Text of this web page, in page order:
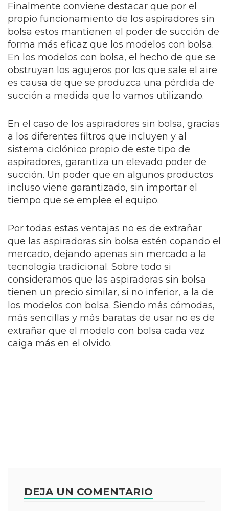
Finalmente conviene destacar que por el
propio funcionamiento de los aspiradores sin
bolsa estos mantienen el poder de succión de
forma más eficaz que los modelos con bolsa.
En los modelos con bolsa, el hecho de que se
obstruyan los agujeros por los que sale el aire
es causa de que se produzca una pérdida de
succión a medida que lo vamos utilizando.
En el caso de los aspiradores sin bolsa, gracias
a los diferentes filtros que incluyen y al
sistema ciclónico propio de este tipo de
aspiradores, garantiza un elevado poder de
succión. Un poder que en algunos productos
incluso viene garantizado, sin importar el
tiempo que se emplee el equipo.
Por todas estas ventajas no es de extrañar
que las aspiradoras sin bolsa estén copando el
mercado, dejando apenas sin mercado a la
tecnología tradicional. Sobre todo si
consideramos que las aspiradoras sin bolsa
tienen un precio similar, si no inferior, a la de
los modelos con bolsa. Siendo más cómodas,
más sencillas y más baratas de usar no es de
extrañar que el modelo con bolsa cada vez
caiga más en el olvido.
DEJA UN COMENTARIO